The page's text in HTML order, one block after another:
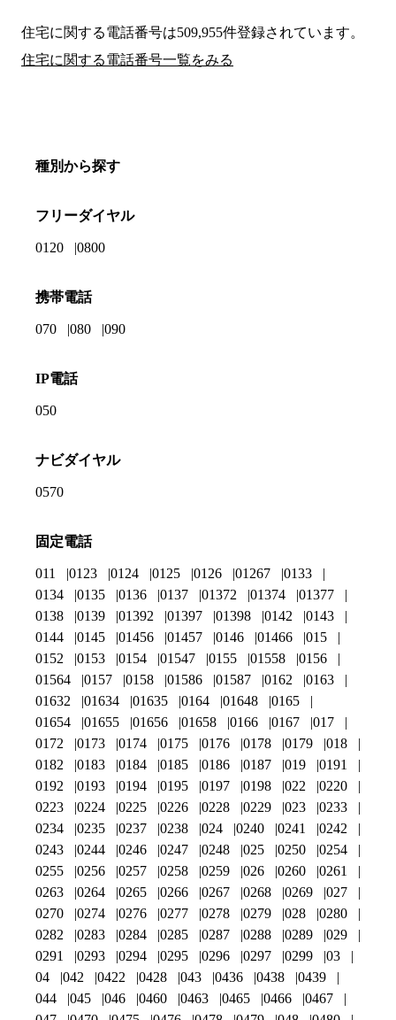
住宅に関する電話番号は509,955件登録されています。
住宅に関する電話番号一覧をみる
種別から探す
フリーダイヤル
0120 0800
携帯電話
070 080 090
IP電話
050
ナビダイヤル
0570
固定電話
011 0123 0124 0125 0126 01267
0133
0134
0135 0136 0137 01372 01374
01377
0138
0139 01392 01397 01398 0142
0143
0144
0145 01456 01457 0146 01466
015
0152
0153 0154 01547 0155 01558
0156
01564
0157 0158 01586 01587 0162
0163
01632
01634 01635 0164 01648
0165
01654
01655 01656 01658 0166 0167
017
0172
0173 0174 0175 0176 0178 0179
018
0182
0183 0184 0185 0186 0187 019
0191
0192
0193 0194 0195 0197 0198 022
0220
0223
0224 0225 0226 0228 0229 023
0233
0234
0235 0237 0238 024 0240 0241
0242
0243
0244 0246 0247 0248 025 0250
0254
0255
0256 0257 0258 0259 026 0260
0261
0263
0264 0265 0266 0267 0268 0269
027
0270
0274 0276 0277 0278 0279 028
0280
0282
0283 0284 0285 0287 0288 0289
029
0291
0293 0294 0295 0296 0297 0299
03
04
042 0422 0428 043 0436 0438
0439
044
045 046 0460 0463 0465 0466
0467